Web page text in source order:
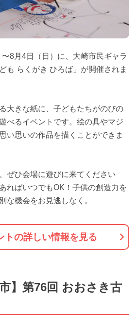
8月4日（日）に、大崎市民ギャラ
も らくがき ひろば」が開催されま
大きな紙に、子どもたちがのびの
べるイベントです。絵の具やマジ
い思いの作品を描くことができま
ぜひ会場に遊びに来てください
ればいつでもOK！子供の創造力を
な機会をお見逃しなく。
トの詳しい情報を見る
】第76回 おおさき古